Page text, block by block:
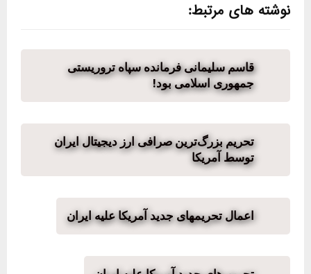
نوشته های مرتبط:
قاسم سلیمانی فرمانده سپاه تروریستی
جمهوری اسلامی بود!
تحریم بزرگ‌ترین صرافی ارز دیجیتال ایران
توسط آمریکا
اعمال تحریمهای جدید آمریکا علیه ایران